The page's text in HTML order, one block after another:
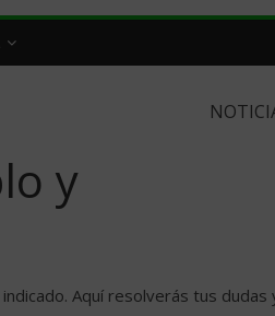
y
Aquí resolverás tus dudas